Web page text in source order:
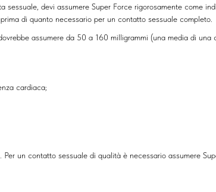
devi assumere Super Force rigorosamente come
di quanto necessario per un contatto sessuale completo.
assumere da 50 a 160 milligrammi (una media di
cardiaca;
un contatto sessuale di qualità è necessario assumere